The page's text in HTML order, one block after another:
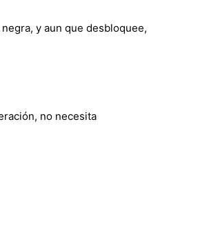
y aun que desbloquee,
no necesita